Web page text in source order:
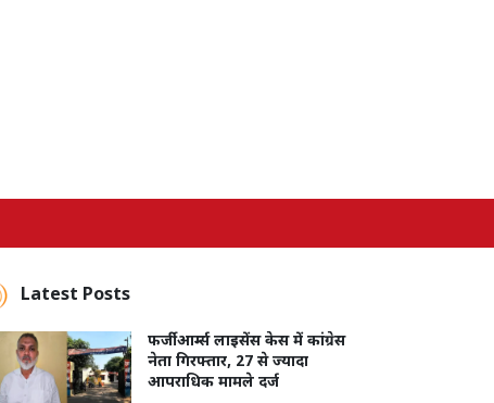
Latest Posts
फर्जी आर्म्स लाइसेंस केस में कांग्रेस
नेता गिरफ्तार, 27 से ज्यादा
आपराधिक मामले दर्ज